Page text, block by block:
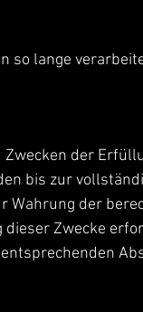
so lange
Zwecken der
bis zur
Wahrung der
Zwecke